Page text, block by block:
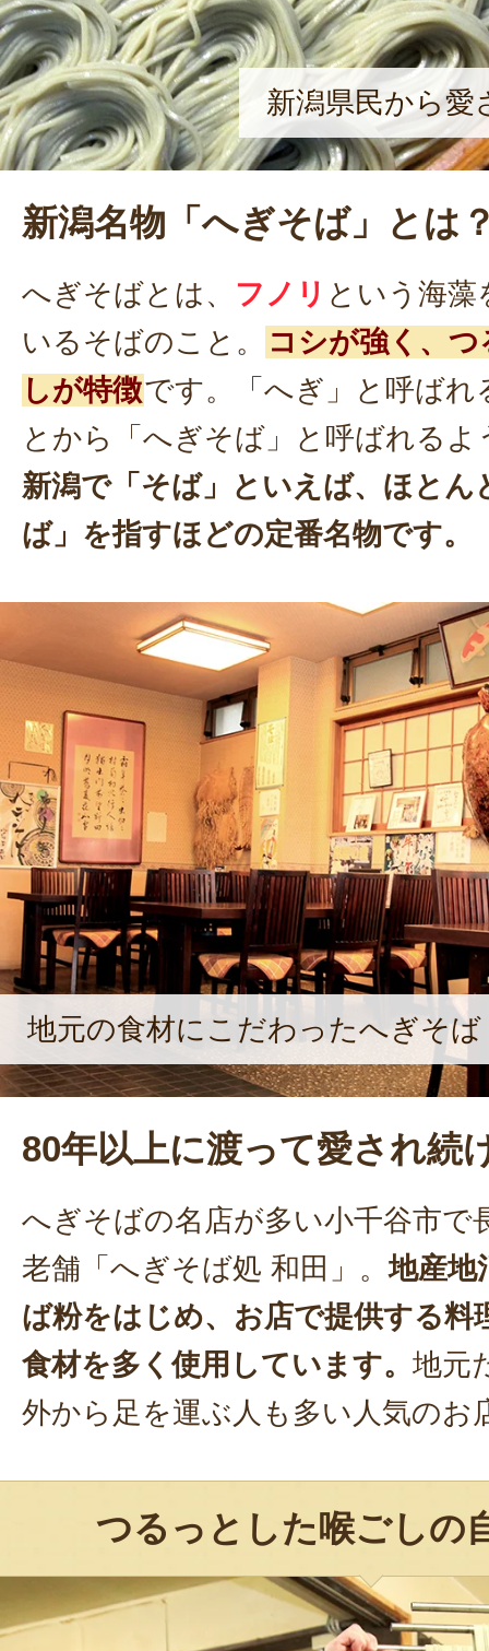
新潟県民から愛
新潟名物「へぎそば」とは
へぎそばとは、 フノリ という海
いるそばのこと。
コシが強く、
しが特徴です。「へぎ」と呼ばれ
とから「へぎそば」と呼ばれる
新潟で「そば」といえば、ほとん
ば」を指すほどの定番名物です。
地元の食材にこだわったへぎそば
80年以上に渡って愛され続
へぎそばの名店が多い小千谷市で
老舗「へぎそば処 和田」。地産地
ば粉をはじめ、お店で提供する料
食材を多く使用しています。 地元
外から足を運ぶ人も多い人気のお
つるっとした喉ごしの